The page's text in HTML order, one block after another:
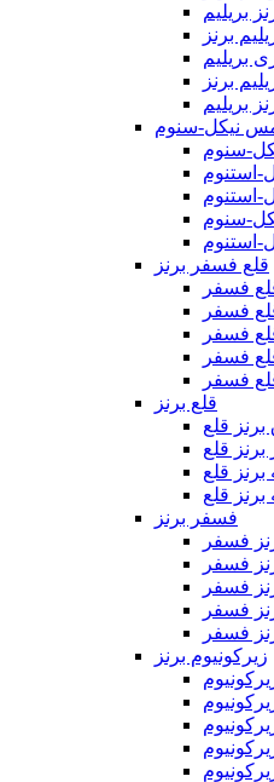
بریلیم
برنز
بریلیم
برنز
بریلیم
نیکل-سنوم
سنوم
استنوم
استنوم
سنوم
استنوم
قلع فسفر برنز
فسفر
فسفر
فسفر
فسفر
فسفر
قلع برنز
قلع
برنز قلع
برنز قلع
برنز قلع
فسفر برنز
فسفر
فسفر
فسفر
فسفر
فسفر
زیرکونیوم برنز